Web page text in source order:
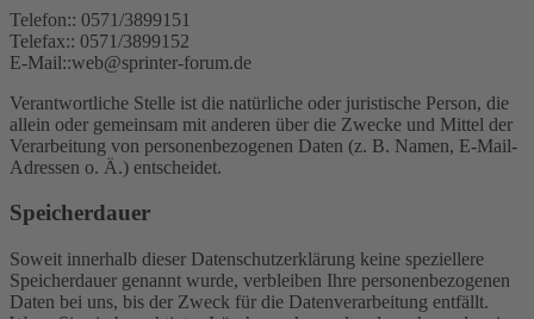
Telefon:: 0571/3899151
Telefax:: 0571/3899152
E-Mail::web@sprinter-forum.de
Verantwortliche Stelle ist die natürliche oder juristische Person, die
allein oder gemeinsam mit anderen über die Zwecke und Mittel der
Verarbeitung von personenbezogenen Daten (z. B. Namen, E-Mail-
Adressen o. Ä.) entscheidet.
Speicherdauer
Soweit innerhalb dieser Datenschutzerklärung keine speziellere
Speicherdauer genannt wurde, verbleiben Ihre personenbezogenen
Daten bei uns, bis der Zweck für die Datenverarbeitung entfällt.